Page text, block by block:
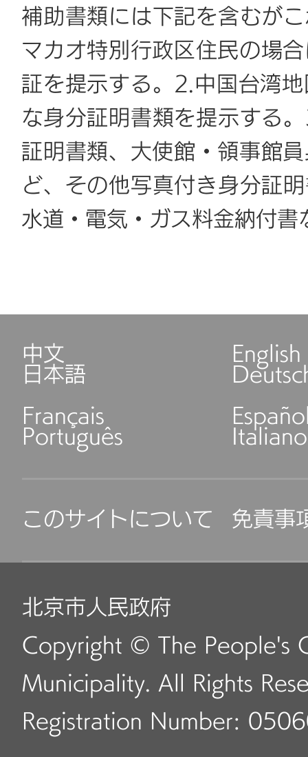
補助書類には下記を含むが
マカオ特別行政区住民の場
証を提示する。2.中国台湾
な身分証明書類を提示する
証明書類、大使館・領事館
ど、その他写真付き身分証
水道・電気・ガス料金納付
中文 English
日本語
Français
Português Italiano
このサイトについて 免責事
北京市人民政府
Copyright © The People's
Municipality. All Rights
Registration Number: